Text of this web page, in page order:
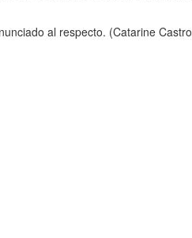
al respecto. (Catarine